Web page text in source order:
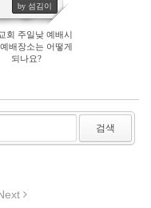
by 섬김이
회 주일낮 예배시
배장소는 어떻게
되나요?
검색